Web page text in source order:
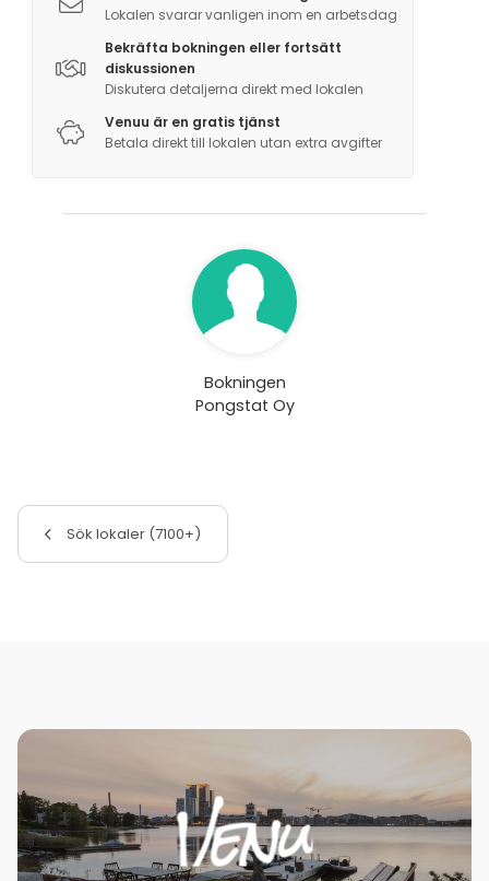
Lokalen svarar vanligen inom en arbetsdag
Bekräfta bokningen eller fortsätt
diskussionen
Diskutera detaljerna direkt med lokalen
Venuu är en gratis tjänst
Betala direkt till lokalen utan extra avgifter
Bokningen
Pongstat Oy
Sök lokaler (7100+)